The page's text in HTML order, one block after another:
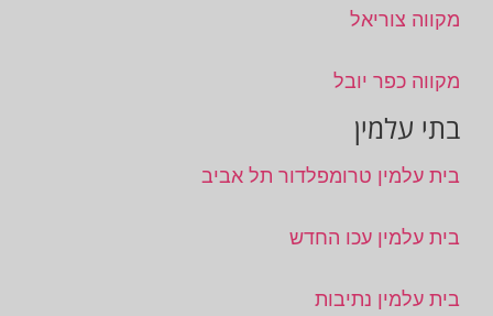
מקווה צוריאל
מקווה כפר יובל
בתי עלמין
בית עלמין טרומפלדור תל אביב
בית עלמין עכו החדש
בית עלמין נתיבות